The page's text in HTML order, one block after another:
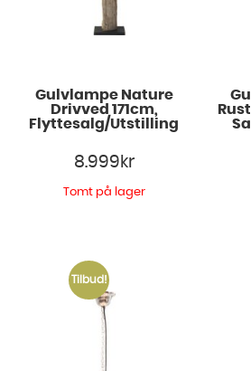
Gulvlampe Nature
Drivved 171cm,
Flyttesalg/Utstilling
8.999 kr
Tomt på lager
Tilbud!